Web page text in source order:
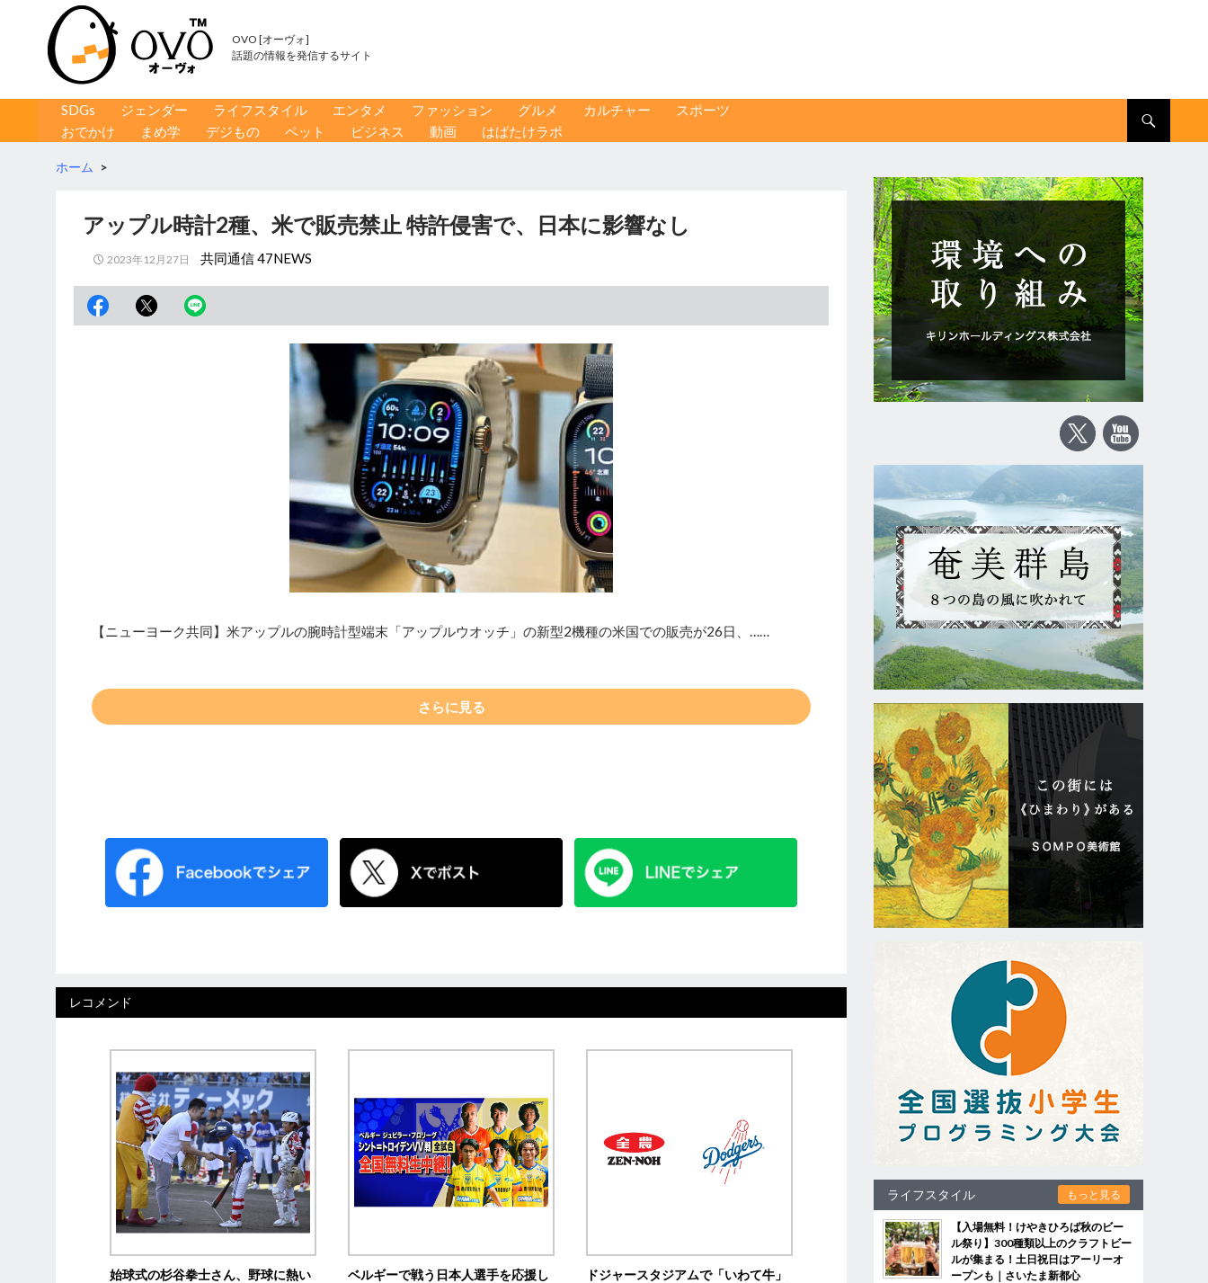
OVO [オーヴォ]
話題の情報を発信するサイト
コンテンツへ移動
SDGs ジェンダー ライフスタイル エンタメ ファッション グルメ カルチャー
スポーツ
おでかけ
まめ学 デジもの ペット ビジネス 動画 はばたけラボ
ホーム >
アップル時計2種、米で販売禁止 特許侵害で、日本に影響なし
2023年12月27日 共同通信 47NEWS
【ニューヨーク共同】米アップルの腕時計型端末「アップルウオッチ」の新型2機種の米国での販売が26日、……
さらに見る
レコメンド
始球式の杉谷拳士さん、野球に熱い
ベルギーで戦う日本人選手を応援し
ドジャースタジアムで「いわて牛」
ライフスタイル もっと見る
【入場無料！けやきひろば秋のビー
ル祭り】300種類以上のクラフトビー
ルが集まる！土日祝日はアーリーオ
ープンも｜さいたま新都心